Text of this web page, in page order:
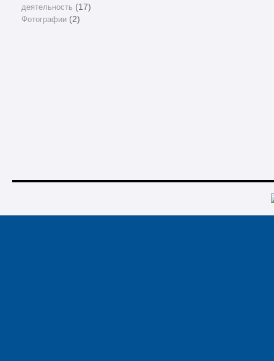
деятельность (17)
Фотографии(2)